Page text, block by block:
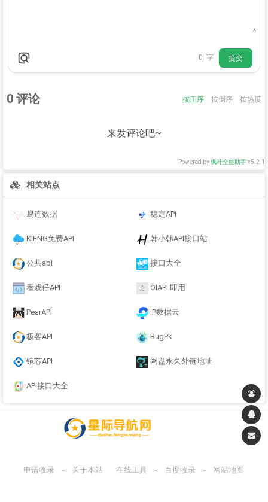
0 字 提交
0 评论 按正序 按倒序 按热度
来发评论吧~
Powered by枫叶全能助手v5.2.1
相关站点
易连数据 稳定API
KIENG免费API 韩小韩API接口站
公共api 接口大全
看戏仔API OIAPI 即用
PearAPI IP数据云
极客API BugPk
镜芯API 网盘永久外链地址
API接口大全
申请收录 - 关于本站 在线工具 - 百度收录 - 网站地图